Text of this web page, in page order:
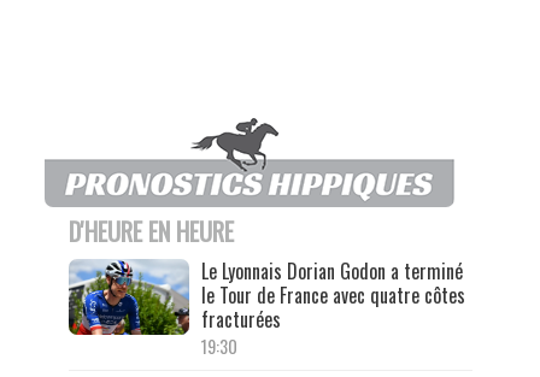
D'HEURE EN HEURE
Le Lyonnais Dorian Godon a terminé
le Tour de France avec quatre côtes
fracturées
19:30